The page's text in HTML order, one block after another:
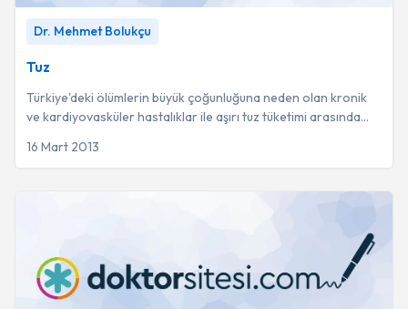
Dr. Mehmet Bolukçu
Tuz
Türkiye'deki ölümlerin büyük çoğunluğuna neden olan kronik
ve kardiyovasküler hastalıklar ile aşırı tuz tüketimi arasında
16 Mart 2013